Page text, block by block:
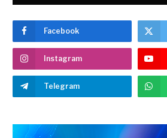
Facebook
Instagram
Telegram